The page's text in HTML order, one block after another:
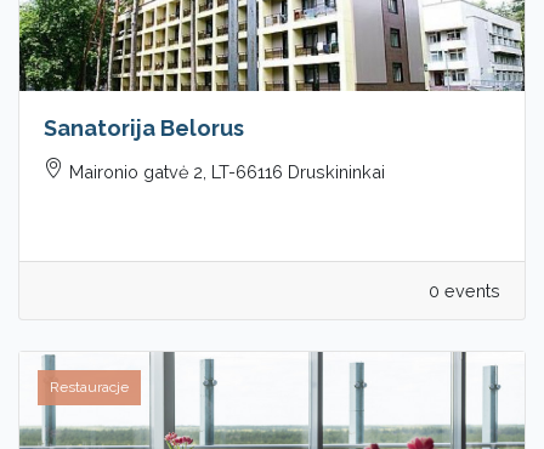
Sanatorija Belorus
Maironio gatvė 2, LT-66116 Druskininkai
0 events
Restauracje